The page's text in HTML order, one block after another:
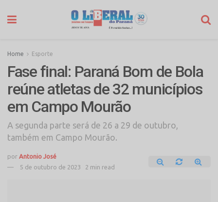
Home Esporte
Fase final: Paraná Bom de Bola
reúne atletas de 32 municípios
em Campo Mourão
A segunda parte será de 26 a 29 de outubro,
também em Campo Mourão.
por Antonio José
5 de outubro de 2023
2 min read